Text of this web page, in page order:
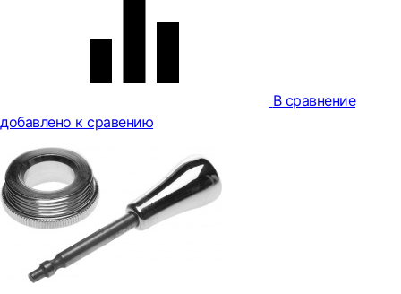
В сравнение
добавлено к сравению